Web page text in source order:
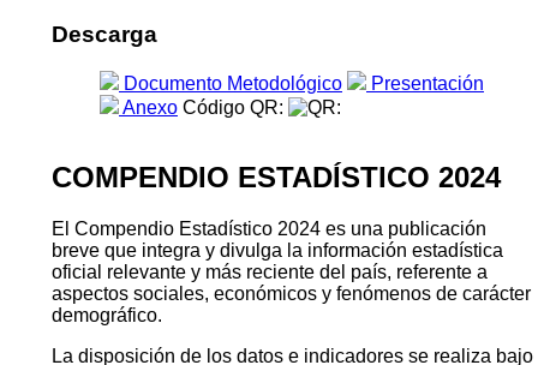
Descarga
Documento Metodológico
Presentación
Anexo Código QR:
COMPENDIO ESTADÍSTICO 2024
El Compendio Estadístico 2024 es una publicación
breve que integra y divulga la información estadística
oficial relevante y más reciente del país, referente a
aspectos sociales, económicos y fenómenos de carácter
demográfico.
La disposición de los datos e indicadores se realiza bajo